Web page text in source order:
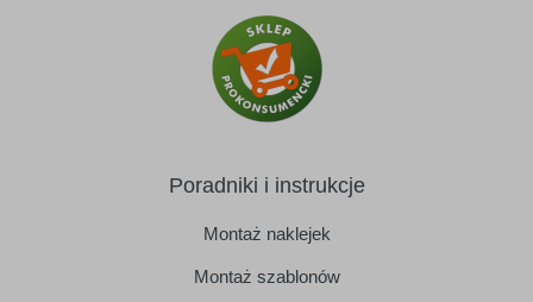
Poradniki i instrukcje
Montaż naklejek
Montaż szablonów